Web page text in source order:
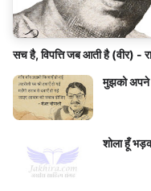
सच है, विपत्ति जब आती है (वीर) -
मुझको अपने
शोला हूँ